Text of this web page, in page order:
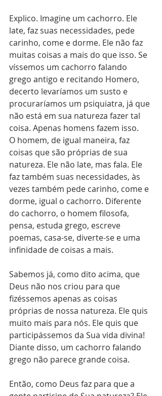
Explico. Imagine um cachorro. Ele
late, faz suas necessidades, pede
carinho, come e dorme. Ele não faz
muitas coisas a mais do que isso. Se
víssemos um cachorro falando
grego antigo e recitando Homero,
decerto levaríamos um susto e
procuraríamos um psiquiatra, já que
não está em sua natureza fazer tal
coisa. Apenas homens fazem isso.
O homem, de igual maneira, faz
coisas que são próprias de sua
natureza. Ele não late, mas fala. Ele
faz também suas necessidades, às
vezes também pede carinho, come e
dorme, igual o cachorro. Diferente
do cachorro, o homem filosofa,
pensa, estuda grego, escreve
poemas, casa-se, diverte-se e uma
infinidade de coisas a mais.
Sabemos já, como dito acima, que
Deus não nos criou para que
fizéssemos apenas as coisas
próprias de nossa natureza. Ele quis
muito mais para nós. Ele quis que
participássemos da Sua vida divina!
Diante disso, um cachorro falando
grego não parece grande coisa.
Então, como Deus faz para que a